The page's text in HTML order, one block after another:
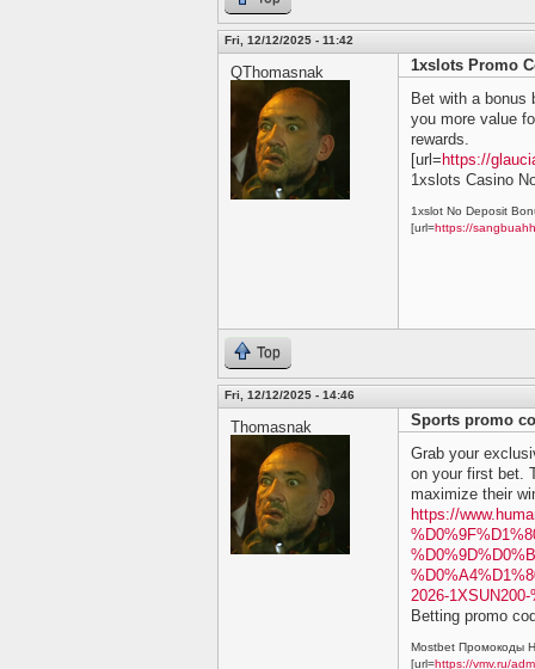
Fri, 12/12/2025 - 11:42
QThomasnak
1xslots Promo
Bet with a bonus
you more value
rewards.
[url= https://
1xslots Casino
1xslot No Deposit
[url=https://
Top
Fri, 12/12/2025 - 14:46
Thomasnak
Sports promo
Grab your
on your first bet.
maximize their
https://
2026-
Betting promo
Mostbet Промокоды
[url=https://vmv.ru/